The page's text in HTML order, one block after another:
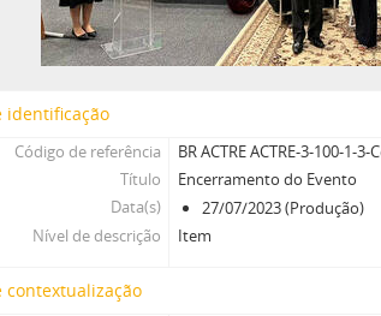
identificação
Código de referência
BR ACTRE ACTRE-3-100-1-
Título
Encerramento do Evento
Data(s)
27/07/2023 (Produção)
Nível de descrição
Item
contextualização